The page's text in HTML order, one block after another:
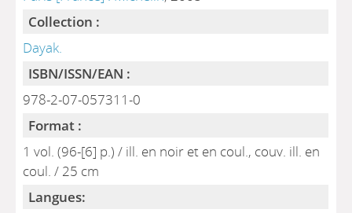
Collection :
Dayak.
ISBN/ISSN/EAN :
978-2-07-057311-0
Format :
1 vol. (96-[6] p.) / ill. en noir et en coul., couv. ill. en
coul. / 25 cm
Langues: